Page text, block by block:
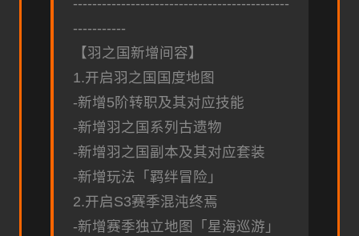
---------------------------------------------
-----------
【羽之国新增间容】
1.开启羽之国国度地图
-新增5阶转职及其对应技能
-新增羽之国系列古遗物
-新增羽之国副本及其对应套装
-新增玩法「羁绊冒险」
2.开启S3赛季混沌终焉
-新增赛季独立地图「星海巡游」